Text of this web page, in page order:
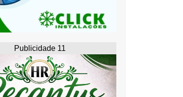
Publicidade 11